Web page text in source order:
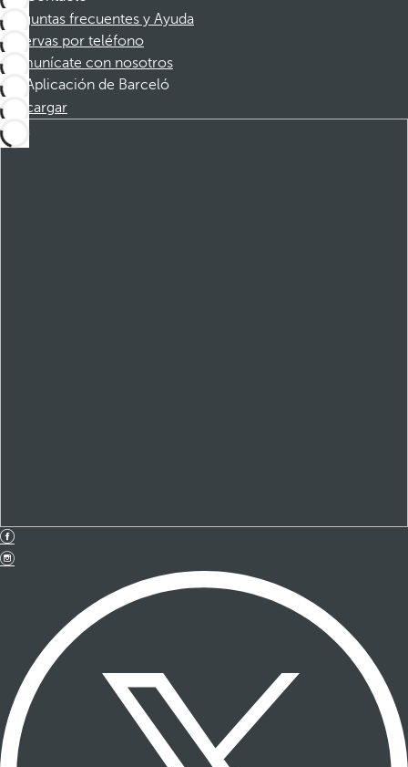
Preguntas frecuentes y Ayuda
Reservas por teléfono
Comunícate con nosotros
Aplicación de Barceló
Descargar